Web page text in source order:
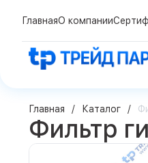
ГлавнаяО компании
Главная Каталог
Фильтр